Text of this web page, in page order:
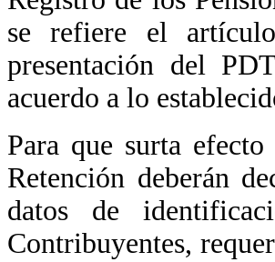
se refiere el
presentación del
acuerdo a lo
Para que surta
Retención deberán
datos de
Contribuyentes,